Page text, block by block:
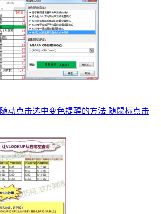
动点击选中变色提醒的方法 随鼠标点击